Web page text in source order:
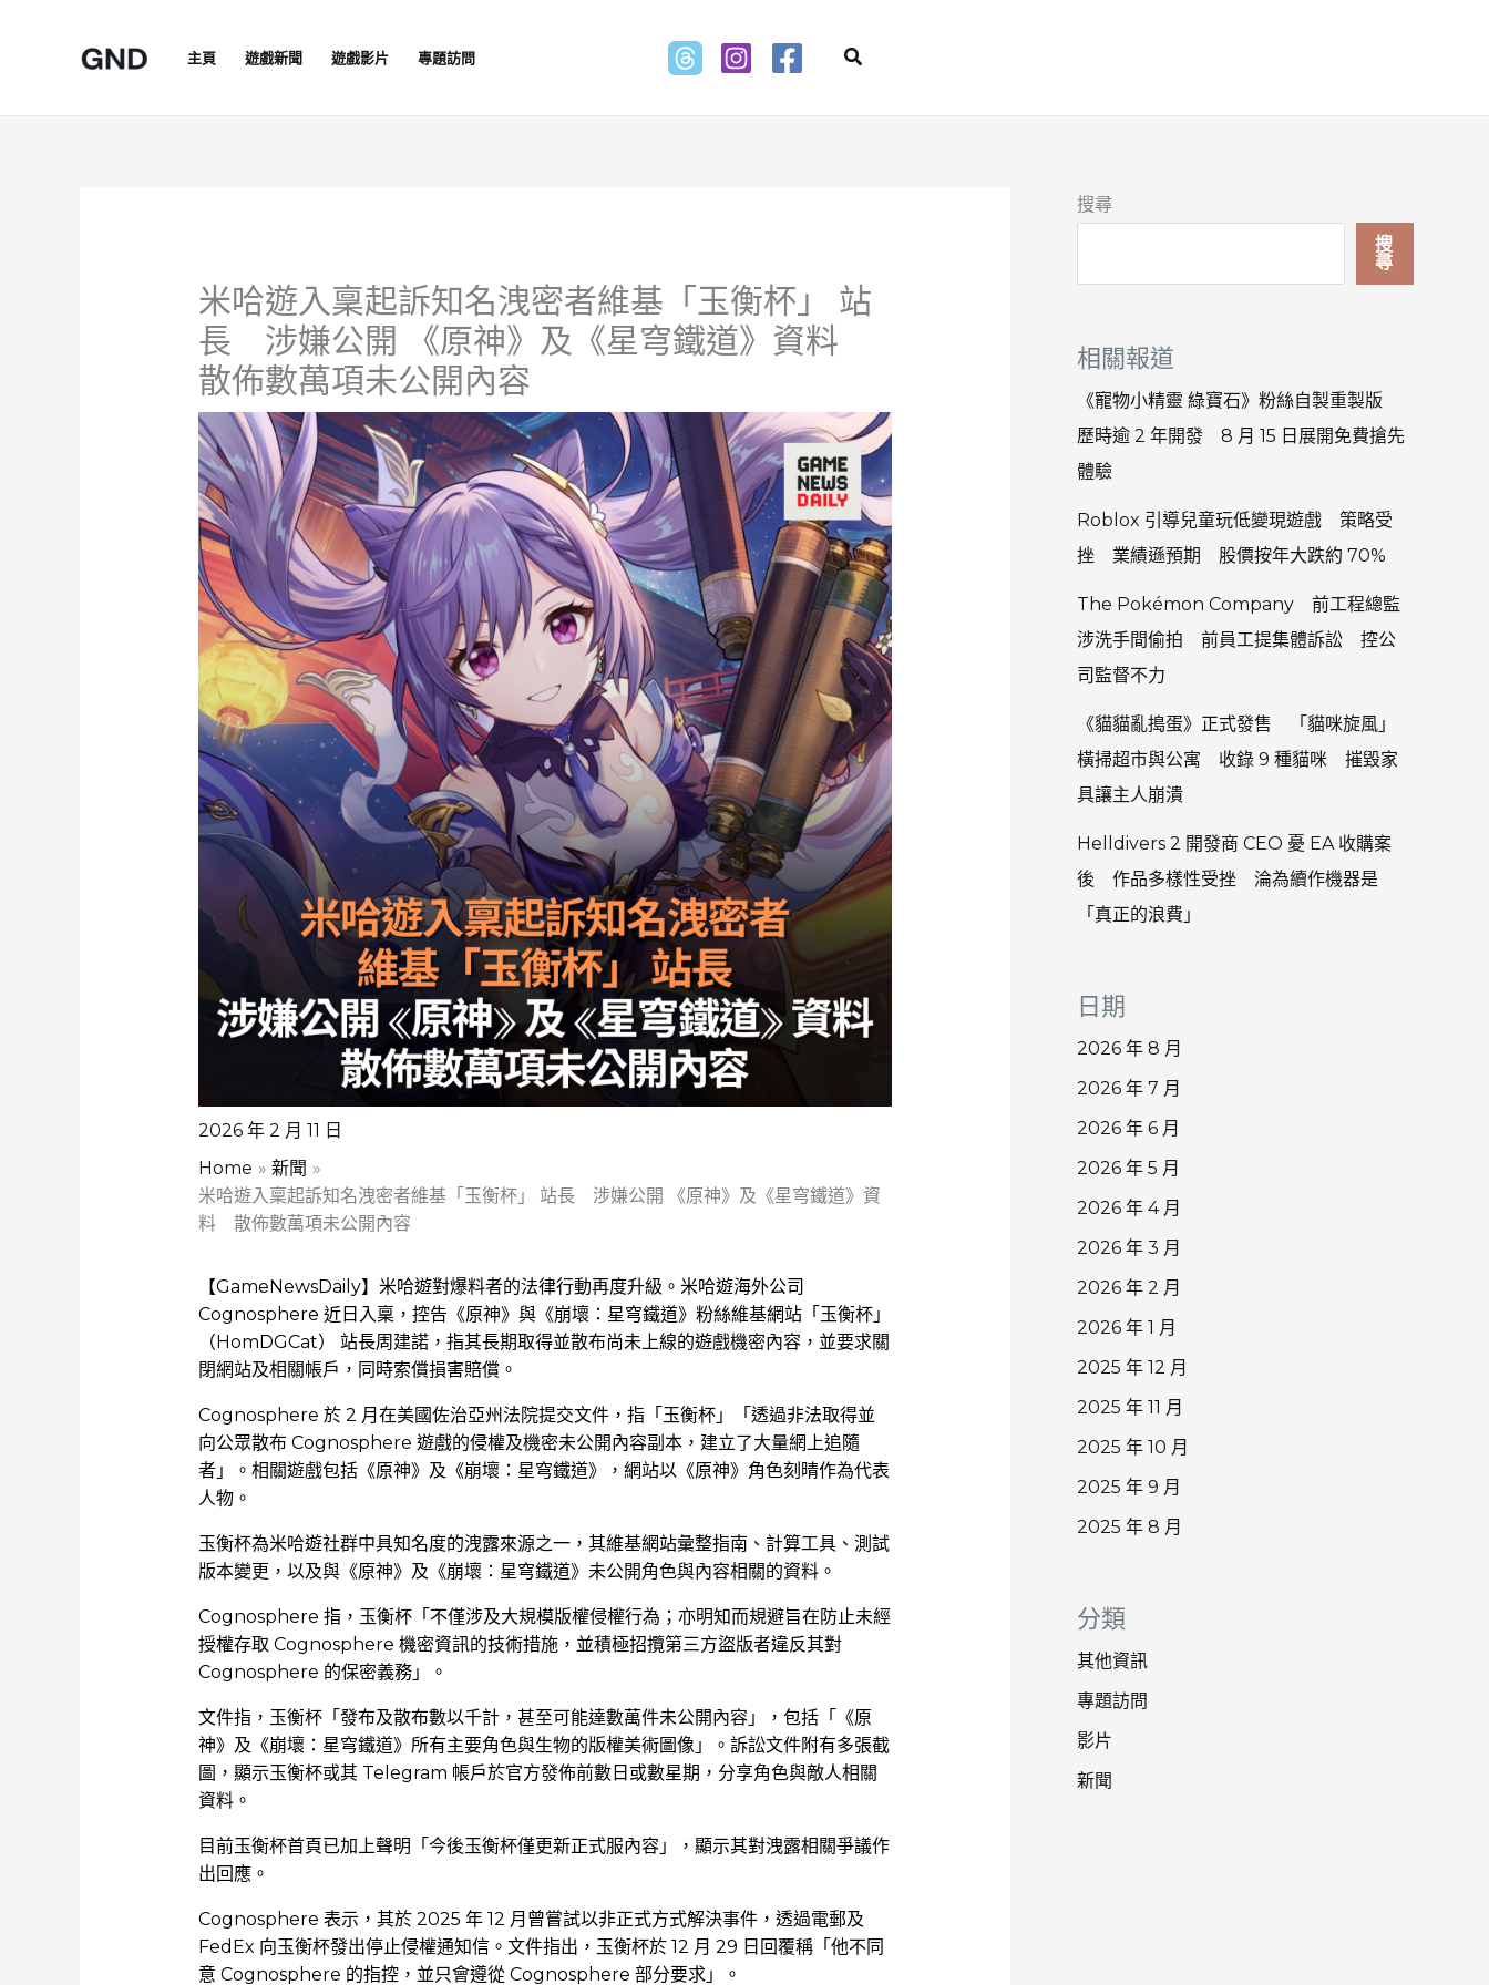
主頁 遊戲新聞 遊戲影片 專題訪問 Search
米哈遊入稟起訴知名洩密者維基「玉衡杯」 站
長 涉嫌公開 《原神》及《星穹鐵道》資料
散佈數萬項未公開內容
2026 年 2 月 11 日
Home
新聞
米哈遊入稟起訴知名洩密者維基「玉衡杯」 站長 涉嫌公開 《原神》及《星穹鐵道》資
料 散佈數萬項未公開內容
【GameNewsDaily】米哈遊對爆料者的法律行動再度升級。米哈遊海外公司
Cognosphere 近日入稟，控告《原神》與《崩壞：星穹鐵道》粉絲維基網站「玉衡杯」
（HomDGCat） 站長周建諾，指其長期取得並散布尚未上線的遊戲機密內容，並要求關
閉網站及相關帳戶，同時索償損害賠償。
Cognosphere 於 2 月在美國佐治亞州法院提交文件，指「玉衡杯」「透過非法取得並
向公眾散布 Cognosphere 遊戲的侵權及機密未公開內容副本，建立了大量網上追隨
者」。相關遊戲包括《原神》及《崩壞：星穹鐵道》，網站以《原神》角色刻晴作為代表
人物。
玉衡杯為米哈遊社群中具知名度的洩露來源之一，其維基網站彙整指南、計算工具、測試
版本變更，以及與《原神》及《崩壞：星穹鐵道》未公開角色與內容相關的資料。
Cognosphere 指，玉衡杯「不僅涉及大規模版權侵權行為；亦明知而規避旨在防止未經
授權存取 Cognosphere 機密資訊的技術措施，並積極招攬第三方盜版者違反其對
Cognosphere 的保密義務」。
文件指，玉衡杯「發布及散布數以千計，甚至可能達數萬件未公開內容」，包括「《原
神》及《崩壞：星穹鐵道》所有主要角色與生物的版權美術圖像」。訴訟文件附有多張截
圖，顯示玉衡杯或其 Telegram 帳戶於官方發佈前數日或數星期，分享角色與敵人相關
資料。
目前玉衡杯首頁已加上聲明「今後玉衡杯僅更新正式服內容」，顯示其對洩露相關爭議作
出回應。
Cognosphere 表示，其於 2025 年 12 月曾嘗試以非正式方式解決事件，透過電郵及
FedEx 向玉衡杯發出停止侵權通知信。文件指出，玉衡杯於 12 月 29 日回覆稱「他不同
意 Cognosphere 的指控，並只會遵從 Cognosphere 部分要求」。
搜尋
搜
尋
相關報道
《寵物小精靈 綠寶石》粉絲自製重製版
歷時逾 2 年開發 8 月 15 日展開免費搶先
體驗
Roblox 引導兒童玩低變現遊戲 策略受
挫 業績遜預期 股價按年大跌約 70%
The Pokémon Company 前工程總監
涉洗手間偷拍 前員工提集體訴訟 控公
司監督不力
《貓貓亂搗蛋》正式發售 「貓咪旋風」
橫掃超市與公寓 收錄 9 種貓咪 摧毀家
具讓主人崩潰
Helldivers 2 開發商 CEO 憂 EA 收購案
後 作品多樣性受挫 淪為續作機器是
「真正的浪費」
日期
2026 年 8 月
2026 年 7 月
2026 年 6 月
2026 年 5 月
2026 年 4 月
2026 年 3 月
2026 年 2 月
2026 年 1 月
2025 年 12 月
2025 年 11 月
2025 年 10 月
2025 年 9 月
2025 年 8 月
分類
其他資訊
專題訪問
影片
新聞